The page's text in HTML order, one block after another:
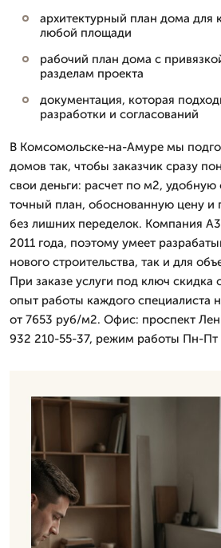
архитектурный план дома для
любой площади
рабочий план дома с
разделам проекта
документация, которая
разработки и согласований
В Комсомольске-на-Амуре мы
домов так, чтобы заказчик сразу
свои деньги: расчет по м2,
точный план, обоснованную цену и
без лишних переделок. Компания
2011 года, поэтому умеет
нового строительства, так и для
При заказе услуги под ключ скидка
опыт работы каждого специалиста
от 7653 руб/м2. Офис: проспект
932 210-55-37, режим работы Пн-Пт